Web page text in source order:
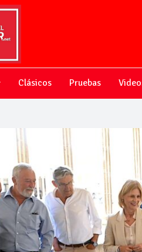
Clásicos Pruebas